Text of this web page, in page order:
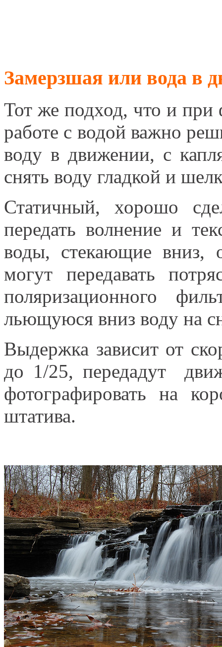
Замерзшая или вода в
Тот же подход, что и
работе с водой важно
воду в движении, с
снять воду гладкой и
Статичный, хорошо
передать волнение и
воды, стекающие вниз,
могут передавать
поляризационного
льющуюся вниз воду на
Выдержка зависит от
до 1/25, передадут
фотографировать на
штатива.